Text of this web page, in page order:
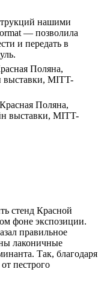
нашими
— позволила
и передать в
стенд Красной
фоне экспозиции.
правильное
лаконичные
Так, благодаря
пестрого